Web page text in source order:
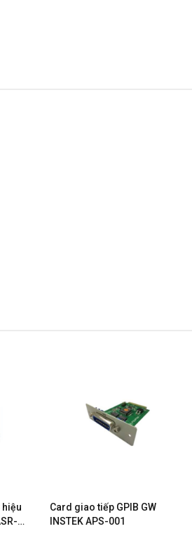
hiệu
Card giao tiếp GPIB GW
INSTEK APS-001